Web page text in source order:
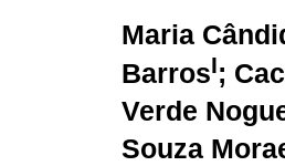
Maria
BarrosI;
Verde
Souza